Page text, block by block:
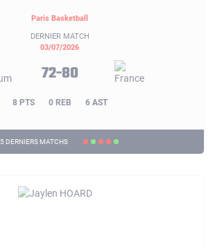
Paris Basketball
DERNIER MATCH
03/07/2026
72-80
8 PTS 0 REB 6 AST
5 DERNIERS MATCHS